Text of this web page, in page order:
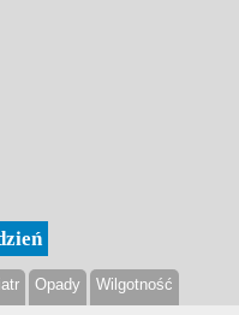
Opady Wilgotność